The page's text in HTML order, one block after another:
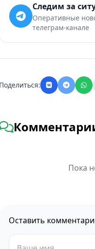
Следим за
Оперативные
телеграм-канале
Поделиться:
Пока
Оставить